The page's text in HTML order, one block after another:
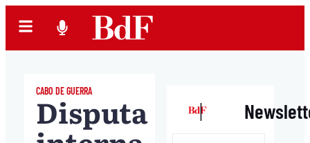
CABO DE GUERRA
Disputa |